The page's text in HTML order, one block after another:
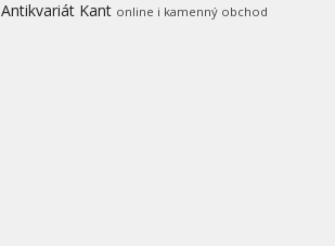
Antikvariát Kant online i kamenný obchod